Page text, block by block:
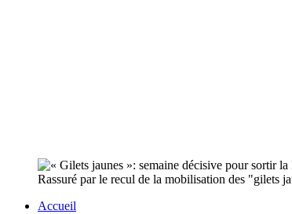
Rassuré par le recul de la mobilisation des "gilets
Accueil